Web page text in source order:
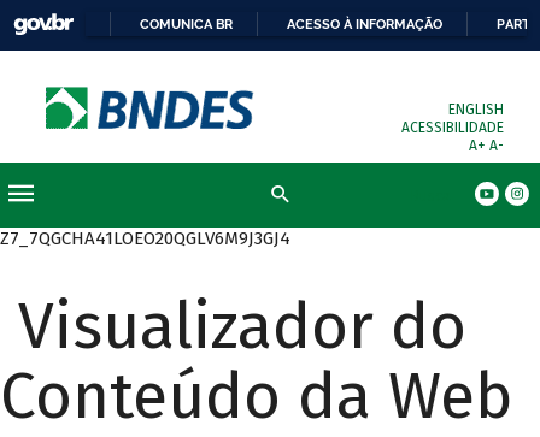
COMUNICA BR ACESSO À INFORMAÇÃO
ENGLISH
ACESSIBILIDADE
A+ A-
Z7_7QGCHA41LOEO20QGLV6M9J3GJ4
Visualizador do
Conteúdo da Web